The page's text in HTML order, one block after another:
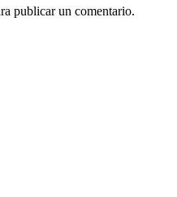
publicar un comentario.